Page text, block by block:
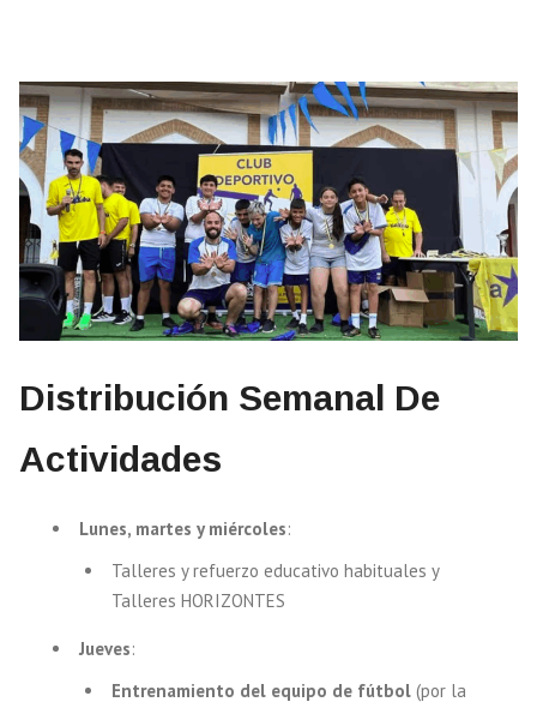
Distribución Semanal De
Actividades
Lunes, martes y miércoles:
Talleres y refuerzo educativo habituales y
Talleres HORIZONTES
Jueves:
Entrenamiento del equipo de fútbol (por la